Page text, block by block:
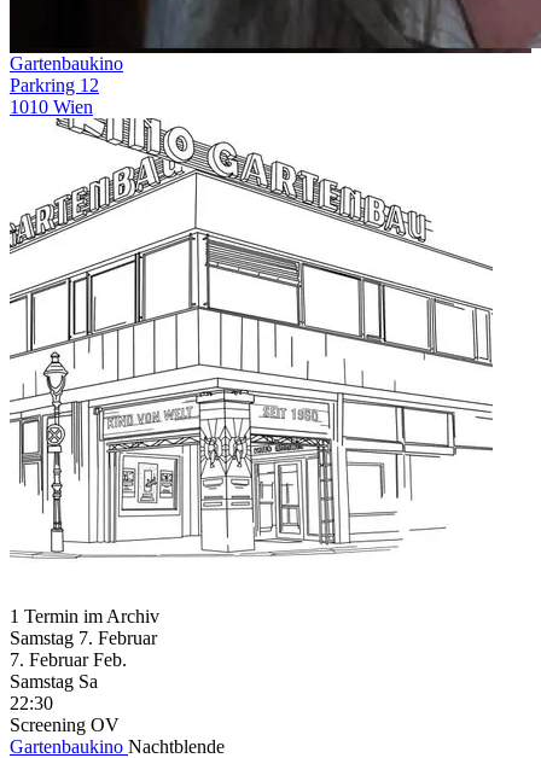
Gartenbaukino
Parkring 12
1010 Wien
1 Termin im Archiv
Samstag 7. Februar
7. Februar Feb.
Samstag Sa
22:30
Screening OV
Gartenbaukino Nachtblende